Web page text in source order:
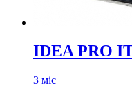
IDEA PRO
3 міс